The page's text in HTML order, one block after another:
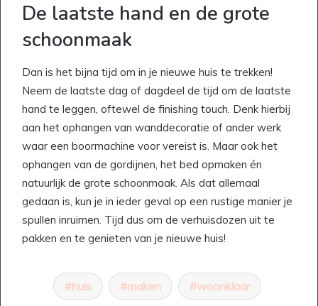
De laatste hand en de grote
schoonmaak
Dan is het bijna tijd om in je nieuwe huis te trekken!
Neem de laatste dag of dagdeel de tijd om de laatste
hand te leggen, oftewel de finishing touch. Denk hierbij
aan het ophangen van wanddecoratie of ander werk
waar een boormachine voor vereist is. Maar ook het
ophangen van de gordijnen, het bed opmaken én
natuurlijk de grote schoonmaak. Als dat allemaal
gedaan is, kun je in ieder geval op een rustige manier je
spullen inruimen. Tijd dus om de verhuisdozen uit te
pakken en te genieten van je nieuwe huis!
huis maken woonklaar